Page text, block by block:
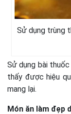
Sử dụng trùng
Sử dụng bài
thấy được hiệu
mang lại.
Món ăn làm đẹp